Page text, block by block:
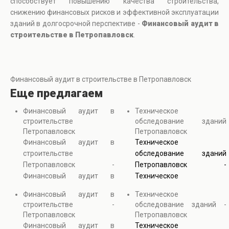
снижению финансовых рисков и эффективной эксплуатации
зданий в долгосрочной перспективе - Финансовый аудит в
строительстве в Петропавловск
Финансовый аудит в строительстве в Петропавловск
Еще предлагаем
Финансовый аудит в
строительстве
Петропавловск
Финансовый аудит в
строительстве
Петропавловск -
Финансовый аудит в
обеспечивает контроль
прозрачности и
обоснованности всех
Финансовый аудит в
строительстве -
Петропавловск
Финансовый аудит в
Техническое
обследование зданий
Петропавловск
Техническое
обследование зданий
Петропавловск -
Техническое
сооружений направлено
на диагностику состояния
зданий с применением
Техническое
обследование зданий -
Петропавловск
Техническое